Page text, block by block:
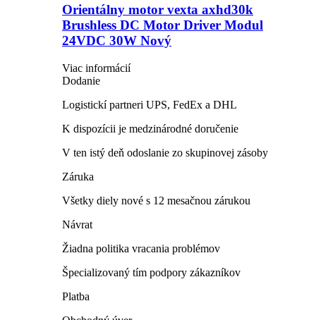
Orientálny motor vexta axhd30k
Brushless DC Motor Driver Modul
24VDC 30W Nový
Viac informácií
Dodanie
Logistickí partneri UPS, FedEx a DHL
K dispozícii je medzinárodné doručenie
V ten istý deň odoslanie zo skupinovej zásoby
Záruka
Všetky diely nové s 12 mesačnou zárukou
Návrat
Žiadna politika vracania problémov
Špecializovaný tím podpory zákazníkov
Platba